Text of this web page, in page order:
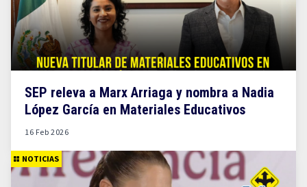
SEP releva a Marx Arriaga y nombra a Nadia
López García en Materiales Educativos
16 Feb 2026
NOTICIAS